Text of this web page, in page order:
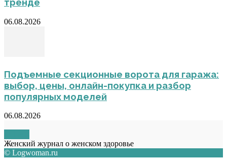
06.08.2026
Подъемные секционные ворота для гаража:
выбор, цены, онлайн-покупка и разбор
популярных моделей
06.08.2026
Женский журнал о женском здоровье
© Logwoman.ru